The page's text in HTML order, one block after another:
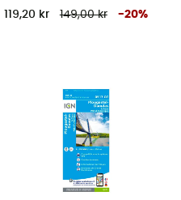
119,20 kr 149,00 kr -20%